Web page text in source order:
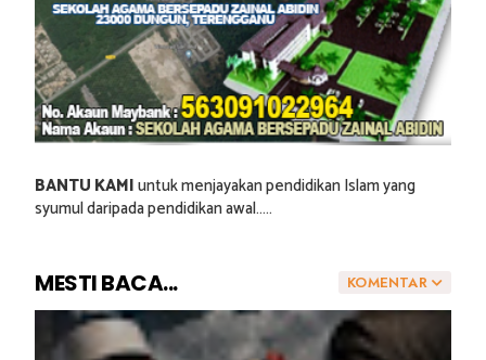
BANTU KAMIuntuk menjayakan pendidikan Islam yang
syumul daripada pendidikan awal.....
KOMENTAR
MESTI BACA...